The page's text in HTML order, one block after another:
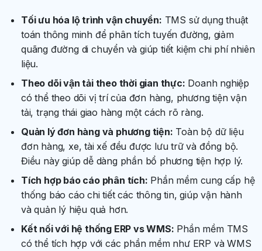
Tối ưu hóa lộ trình vận chuyển: TMS sử dụng thuật
toán thông minh để phân tích tuyến đường, giảm
quãng đường di chuyển và giúp tiết kiệm chi phí nhiên
liệu.
Theo dõi vận tải theo thời gian thực: Doanh nghiệp
có thể theo dõi vị trí của đơn hàng, phương tiện vận
tải, trạng thái giao hàng một cách rõ ràng.
Quản lý đơn hàng và phương tiện: Toàn bộ dữ liệu
đơn hàng, xe, tài xế đều được lưu trữ và đồng bộ.
Điều này giúp dễ dàng phần bổ phương tiện hợp lý.
Tích hợp báo cáo phân tích: Phần mềm cung cấp hệ
thống báo cáo chi tiết các thông tin, giúp vận hành
và quản lý hiệu quả hơn.
Kết nối với hệ thống ERP vs WMS: Phần mềm TMS
có thể tích hợp với các phần mềm như ERP và WMS